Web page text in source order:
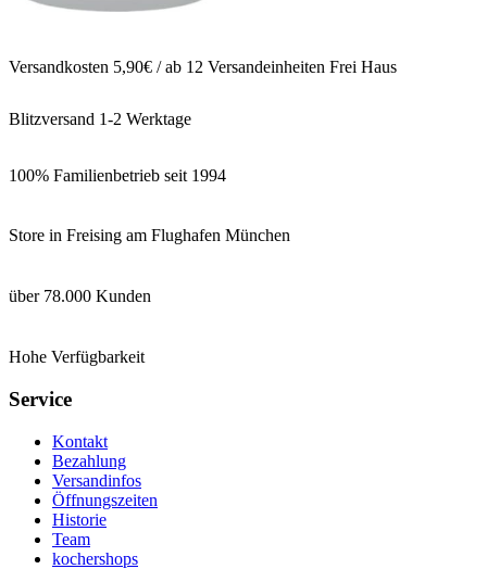
Versandkosten 5,90€ / ab 12 Versandeinheiten Frei Haus
Blitzversand 1-2 Werktage
100% Familienbetrieb seit 1994
Store in Freising am Flughafen München
über 78.000 Kunden
Hohe Verfügbarkeit
Service
Kontakt
Bezahlung
Versandinfos
Öffnungszeiten
Historie
Team
kochershops